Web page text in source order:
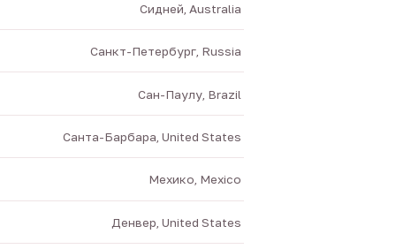
Сидней, Australia
Санкт-Петербург, Russia
Сан-Паулу, Brazil
Санта-Барбара, United States
Мехико, Mexico
Денвер, United States